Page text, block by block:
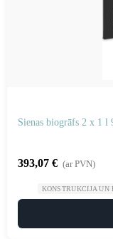
Sienas biogrāfs 2 x 1 l
393,07 € (ar PVN)
KONSTRUKCIJA UN